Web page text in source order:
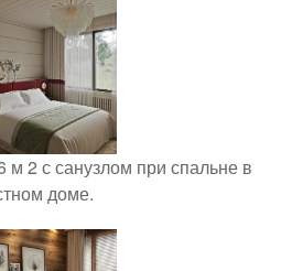
м 2 с санузлом при спальне в
доме.